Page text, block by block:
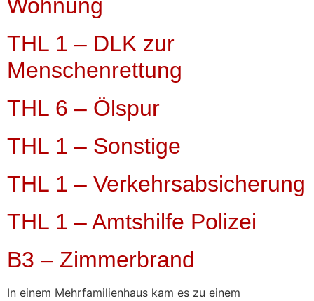
Wohnung
THL 1 – DLK zur
Menschenrettung
THL 6 – Ölspur
THL 1 – Sonstige
THL 1 – Verkehrsabsicherung
THL 1 – Amtshilfe Polizei
B3 – Zimmerbrand
In einem Mehrfamilienhaus kam es zu einem